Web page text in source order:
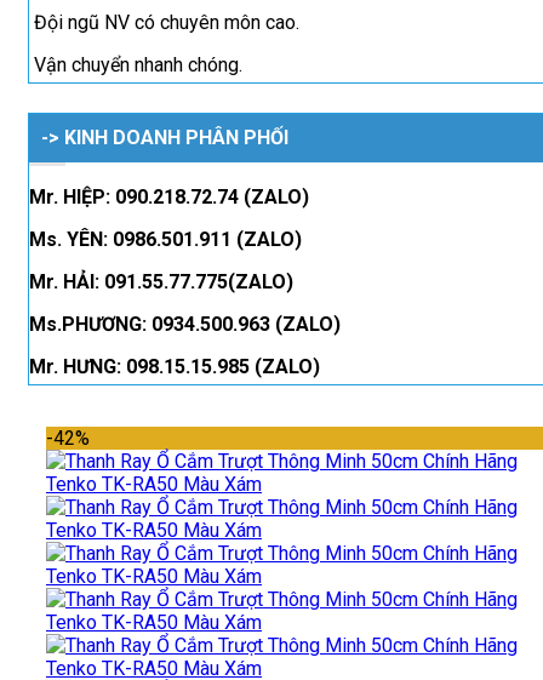
Đội ngũ NV có chuyên môn cao.
Vận chuyển nhanh chóng.
-> KINH DOANH PHÂN PHỐI
Mr. HIỆP: 090.218.72.74 (ZALO)
Ms. YÊN: 0986.501.911 (ZALO)
Mr. HẢI: 091.55.77.775(ZALO)
Ms.PHƯƠNG: 0934.500.963 (ZALO)
Mr. HƯNG: 098.15.15.985 (ZALO)
-42%